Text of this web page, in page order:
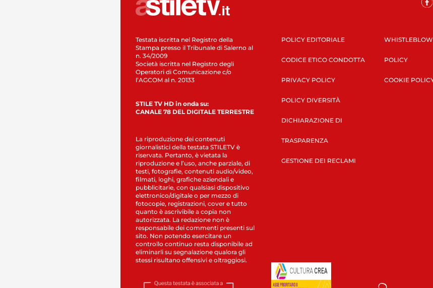
Testata iscritta nel Registro della
Stampa presso il Tribunale di Salerno al
n. 34/2009
Società iscritta nel Registro degli
Operatori di Comunicazione c/o
l’AGCOM al n. 20133
STILE TV HD in onda su:
CANALE 78 DEL DIGITALE TERRESTRE
La riproduzione dei contenuti
giornalistici della testata STILETV è
riservata. Pertanto, è vietata la
riproduzione e l’uso, anche parziale, di
testi, fotografie, contenuti audio/video,
filmati, loghi, grafiche aziendali e
pubblicitarie, con qualsiasi dispositivo
elettronico/digitale o per mezzo di
fotocopie, registrazioni, cover e tutto
quanto è ascrivibile a copia non
autorizzata. La redazione non è
responsabile dei commenti presenti sul
sito. Non potendo esercitare un
controllo continuo resta disponibile ad
eliminarli su segnalazione qualora gli
stessi risultano offensivi e oltraggiosi.
POLICY EDITORIALE
CODICE ETICO CONDOTTA
PRIVACY POLICY
POLICY DIVERSITÀ
DICHIARAZIONE DI
TRASPARENZA
GESTIONE DEI RECLAMI
POLICY
COOKIE